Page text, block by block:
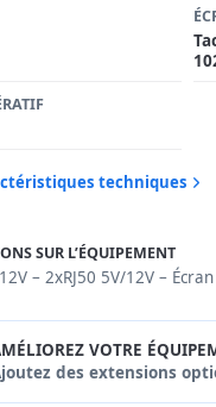
techniques
SUR L’ÉQUIPEMENT
– 2xRJ50 5V/12V –
VOTRE
des extensions